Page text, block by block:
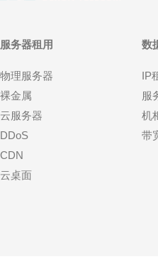
服务器租用
物理服务器
裸金属
云服务器
DDoS
CDN
云桌面
数
IP
服
机
带